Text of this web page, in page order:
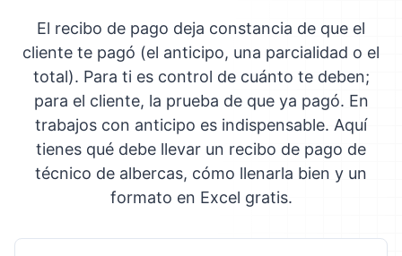
El recibo de pago deja constancia de que el
cliente te pagó (el anticipo, una parcialidad o el
total). Para ti es control de cuánto te deben;
para el cliente, la prueba de que ya pagó. En
trabajos con anticipo es indispensable. Aquí
tienes qué debe llevar un recibo de pago de
técnico de albercas, cómo llenarla bien y un
formato en Excel gratis.